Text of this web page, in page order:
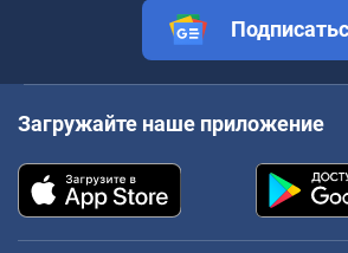
Загружайте наше приложение